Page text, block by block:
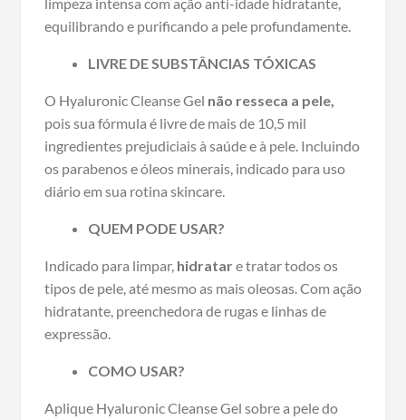
equilibrando e purificando a pele profundamente.
LIVRE DE SUBSTÂNCIAS TÓXICAS
O Hyaluronic Cleanse Gel não resseca a pele,
pois sua fórmula é livre de mais de 10,5 mil
ingredientes prejudiciais à saúde e à pele. Incluindo
os parabenos e óleos minerais, indicado para uso
diário em sua rotina skincare.
QUEM PODE USAR?
Indicado para limpar, hidratare tratar todos os
tipos de pele, até mesmo as mais oleosas. Com ação
hidratante, preenchedora de rugas e linhas de
expressão.
COMO USAR?
Aplique Hyaluronic Cleanse Gel sobre a pele do